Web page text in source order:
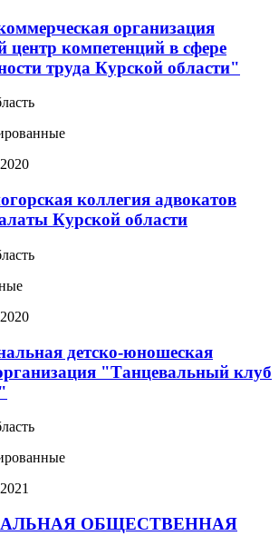
организация
компетенций в сфере
труда Курской области"
коллегия адвокатов
Курской области
детско-юношеская
"Танцевальный клуб
ОБЩЕСТВЕННАЯ